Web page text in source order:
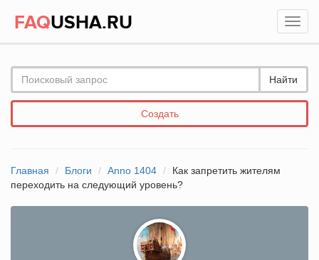
FAQUSHA.RU
Найти
Создать
Главная Блоги Anno 1404
Как запретить жителям
переходить на следующий уровень?